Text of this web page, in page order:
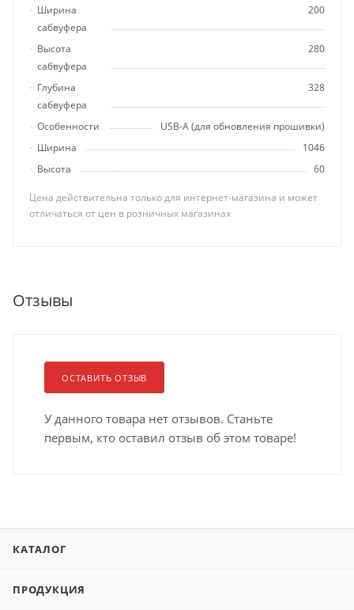
Ширина
сабвуфера
200
Высота
сабвуфера
280
Глубина
сабвуфера
328
Особенности
USB-A (для обновления прошивки)
Ширина
1046
Высота
60
Цена действительна только для интернет-магазина и может
отличаться от цен в розничных магазинах
Отзывы
ОСТАВИТЬ ОТЗЫВ
У данного товара нет отзывов. Станьте
первым, кто оставил отзыв об этом товаре!
КАТАЛОГ
ПРОДУКЦИЯ